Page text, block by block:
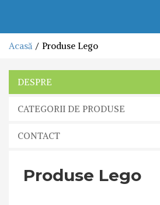
Acasă Produse Lego
DESPRE
CATEGORII DE PRODUSE
CONTACT
Produse Lego